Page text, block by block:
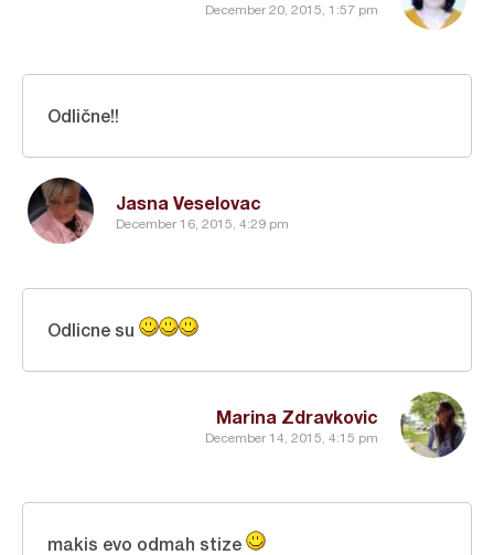
December 20, 2015, 1:57 pm
Jasna Veselovac
December 16, 2015, 4:29 pm
Odlične!!
Marina Zdravkovic
December 14, 2015, 4:15 pm
Odlicne su
makis evo odmah stize